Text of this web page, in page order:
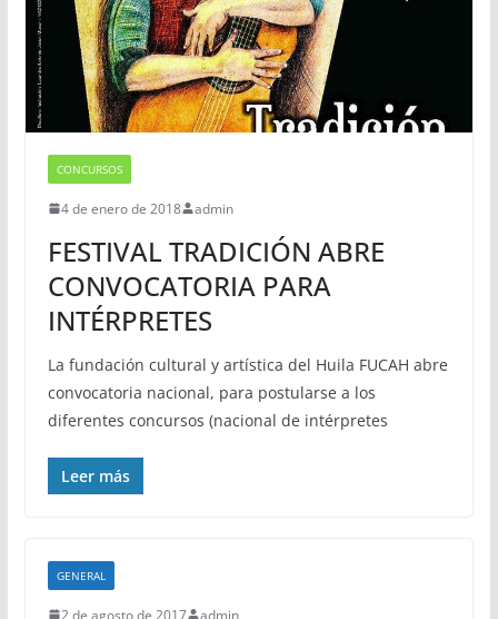
CONCURSOS
4 de enero de 2018 admin
FESTIVAL TRADICIÓN ABRE
CONVOCATORIA PARA
INTÉRPRETES
La fundación cultural y artística del Huila FUCAH abre
convocatoria nacional, para postularse a los
diferentes concursos (nacional de intérpretes
Leer más
GENERAL
2 de agosto de 2017 admin